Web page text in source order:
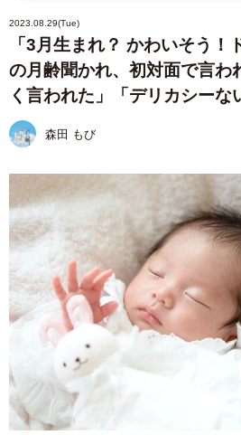
2023.08.29(Tue)
「3月生まれ？ かわいそう！
の月齢聞かれ、初対面で言わ
く言われた」「デリカシーな
森田 もび